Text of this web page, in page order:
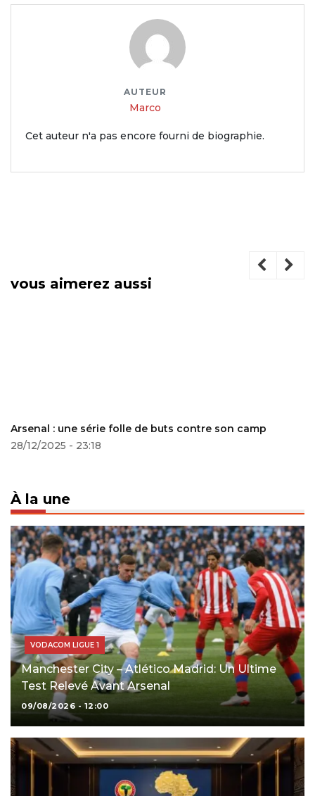
AUTEUR
Marco
Cet auteur n'a pas encore fourni de biographie.
vous aimerez aussi
Arsenal : une série folle de buts contre son camp
28/12/2025 - 23:18
À la une
VODACOM LIGUE 1
Manchester City – Atlético Madrid: Un Ultime
Test Relevé Avant Arsenal
09/08/2026 - 12:00